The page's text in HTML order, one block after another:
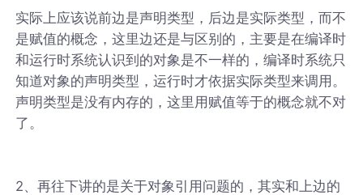
实际上应该说前边是声明类型，后边是实际类型，而不
是赋值的概念，这里边还是与区别的，主要是在编译时
和运行时系统认识到的对象是不一样的，编译时系统只
知道对象的声明类型，运行时才依据实际类型来调用。
声明类型是没有内存的，这里用赋值等于的概念就不对
了。
2、再往下讲的是关于对象引用问题的，其实和上边的